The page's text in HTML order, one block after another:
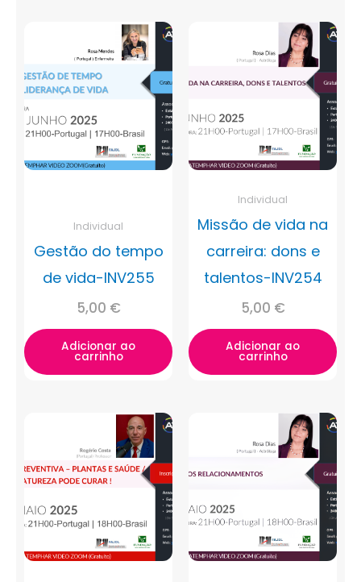
Individual
Gestão do tempo
de vida-INV255
5,00 €
Adicionar ao
carrinho
Individual
Missão de vida na
carreira: dons e
talentos-INV254
5,00 €
Adicionar ao
carrinho